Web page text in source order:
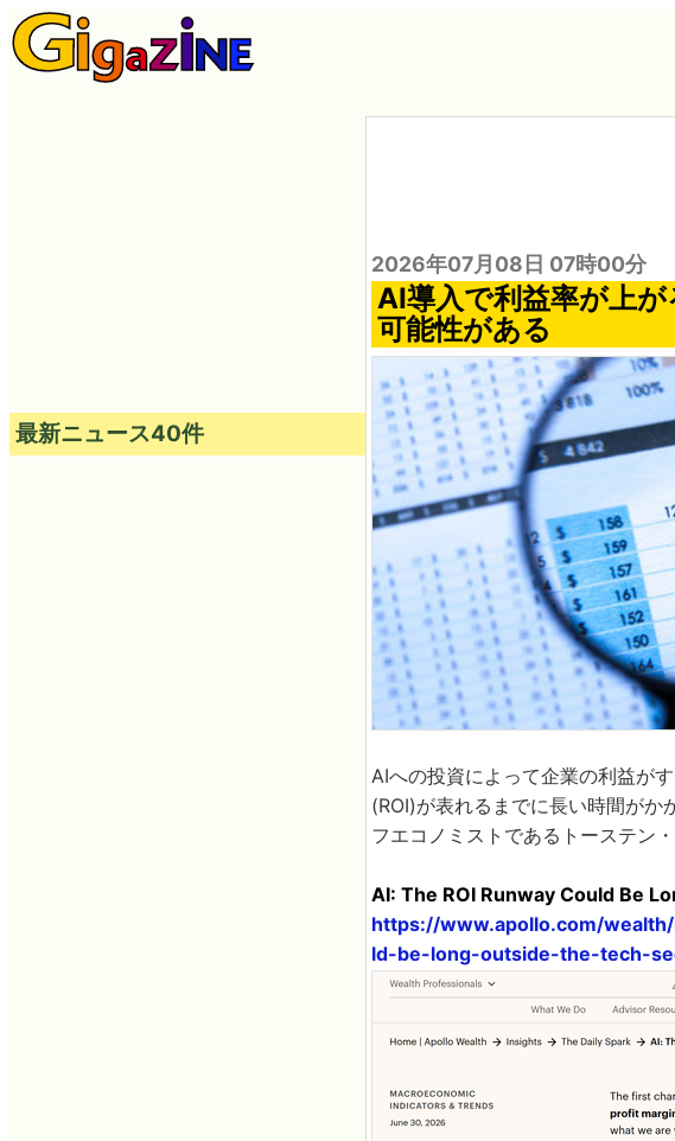
2026年07月08日 07時00分
AI導入で利益率が上
可能性がある
AIへの投資によって企業の利益が
(ROI)が表れるまでに長い時間が
フエコノミストであるトーステン
AI: The ROI Runway Could Be
https://www.apollo.com/
ld-be-long-outside-the-tech-
最新ニュース40件